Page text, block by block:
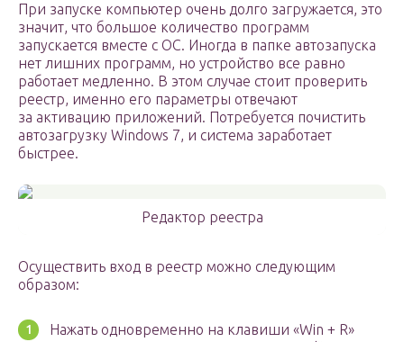
При запуске компьютер очень долго загружается, это
значит, что большое количество программ
запускается вместе с ОС. Иногда в папке автозапуска
нет лишних программ, но устройство все равно
работает медленно. В этом случае стоит проверить
реестр, именно его параметры отвечают
за активацию приложений. Потребуется почистить
автозагрузку Windows 7, и система заработает
быстрее.
Редактор реестра
Осуществить вход в реестр можно следующим
образом:
Нажать одновременно на клавиши «Win + R»